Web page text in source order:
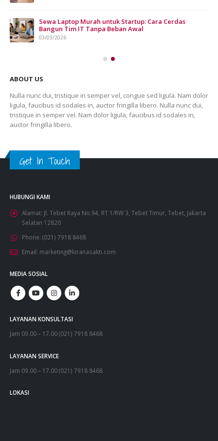
Sewa Laptop Murah untuk Startup: Cara Cerdas
Bangun Tim IT Tanpa Beban Awal
03/03/2026
ABOUT US
Nulla nunc dui, tristique in semper vel, congue sed ligula. Nam dolor
ligula, faucibus id sodales in, auctor fringilla libero. Nulla nunc dui,
tristique in semper vel. Nam dolor ligula, faucibus id sodales in,
auctor fringilla libero.
Get In Touch
HUBUNGI KAMI
Alamat: Jl. Tebet Raya No.94, RT 1/RW 3, Tebet Timur, Tebet, Jakarta
Selatan 12820
Phone: (021) 7918 8468
Email: marketing@kiranasakti.com
MEDIA SOSIAL
LAYANAN KONSULTASI
Jam 09.00 – 17.00 (021) 7918 8468
LAYANAN SERVICE
Jam 09.00 – 17.00 (021) 7918 8468
LOKASI